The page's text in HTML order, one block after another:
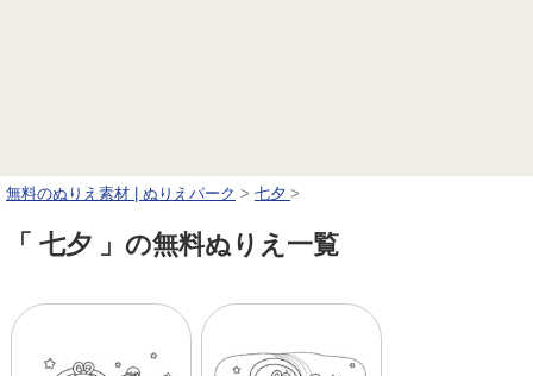
無料のぬりえ素材 | ぬりえパーク > 七夕 >
「 七夕 」の無料ぬりえ一覧